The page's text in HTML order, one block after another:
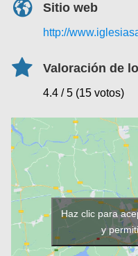
Sitio web
http://
Valoración de
4.4 / 5 (15 votos)
Haz clic para
y